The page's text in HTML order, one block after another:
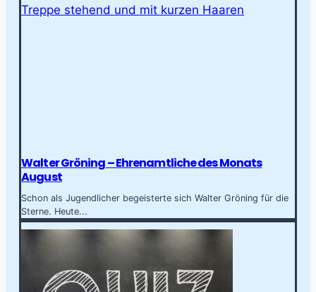
Walter Gröning – Ehrenamtliche des Monats
August
Schon als Jugendlicher begeisterte sich Walter Gröning für die
Sterne. Heute...